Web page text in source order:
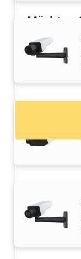
Möchten